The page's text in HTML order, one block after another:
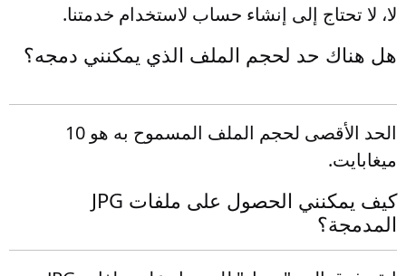
لا، لا تحتاج إلى إنشاء حساب لاستخدام خدمتنا.
هل هناك حد لحجم الملف الذي يمكنني دمجه؟
الحد الأقصى لحجم الملف المسموح به هو 10
ميغابايت.
كيف يمكنني الحصول على ملفات JPG
المدمجة؟